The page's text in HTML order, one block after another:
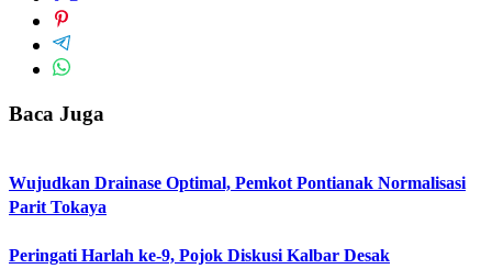
Baca Juga
Wujudkan Drainase Optimal, Pemkot Pontianak Normalisasi
Parit Tokaya
Peringati Harlah ke-9, Pojok Diskusi Kalbar Desak